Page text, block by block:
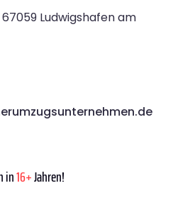
Ludwigshafen am
in16+Jahren!